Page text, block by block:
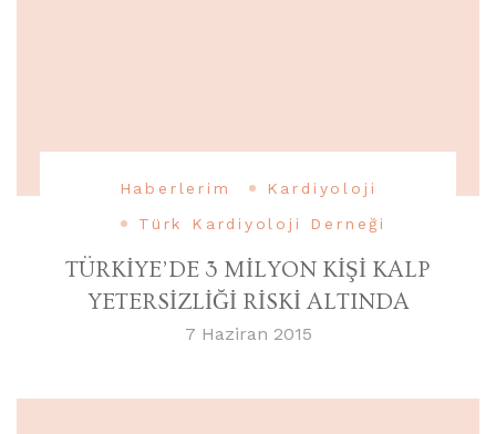
Haberlerim
Kardiyoloji
Türk Kardiyoloji Derneği
TÜRKİYE’DE 3 MİLYON KİŞİ KALP
YETERSİZLİĞİ RİSKİ ALTINDA
7 Haziran 2015